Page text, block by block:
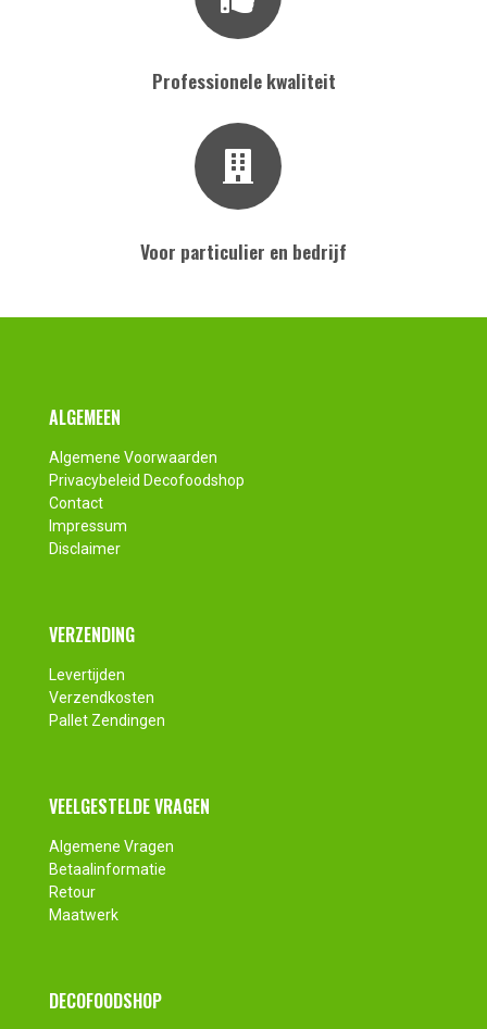
Professionele kwaliteit
Voor particulier en bedrijf
Footer
ALGEMEEN
Algemene Voorwaarden
Privacybeleid Decofoodshop
Contact
Impressum
Disclaimer
VERZENDING
Levertijden
Verzendkosten
Pallet Zendingen
VEELGESTELDE VRAGEN
Algemene Vragen
Betaalinformatie
Retour
Maatwerk
DECOFOODSHOP